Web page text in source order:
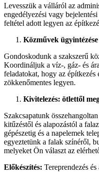
Levesszük a válláról az
engedélyezési vagy
feltétel adott legyen az
Közművek ügyintézése
Gondoskodunk a szakszerű
Koordináljuk a víz-, gáz- és
feladatokat, hogy az építkezés
zökkenőmentes legyen.
Kivitelezés: ötlettől
Szakcsapatunk
kitűzéstől és alapozástól a
gépészetig és a napelemek
egyeztetünk a falak színéről,
melyeket Ön választ az
Előkészítés: Tereprendezés